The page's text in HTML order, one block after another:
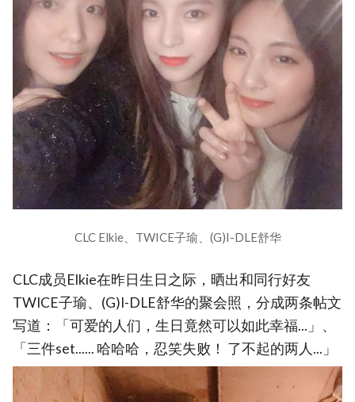
CLC Elkie、TWICE子瑜、(G)I-DLE舒华
CLC成员Elkie在昨日生日之际，晒出和同行好友
TWICE子瑜、(G)I-DLE舒华的聚会照，分成两条帖文
写道：「可爱的人们，生日竟然可以如此幸福...」、
「三件set...... 哈哈哈，忍笑失败！ 了不起的两人...」